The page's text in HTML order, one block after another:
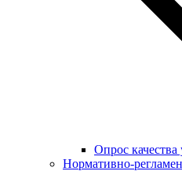
Опрос качества
Нормативно-